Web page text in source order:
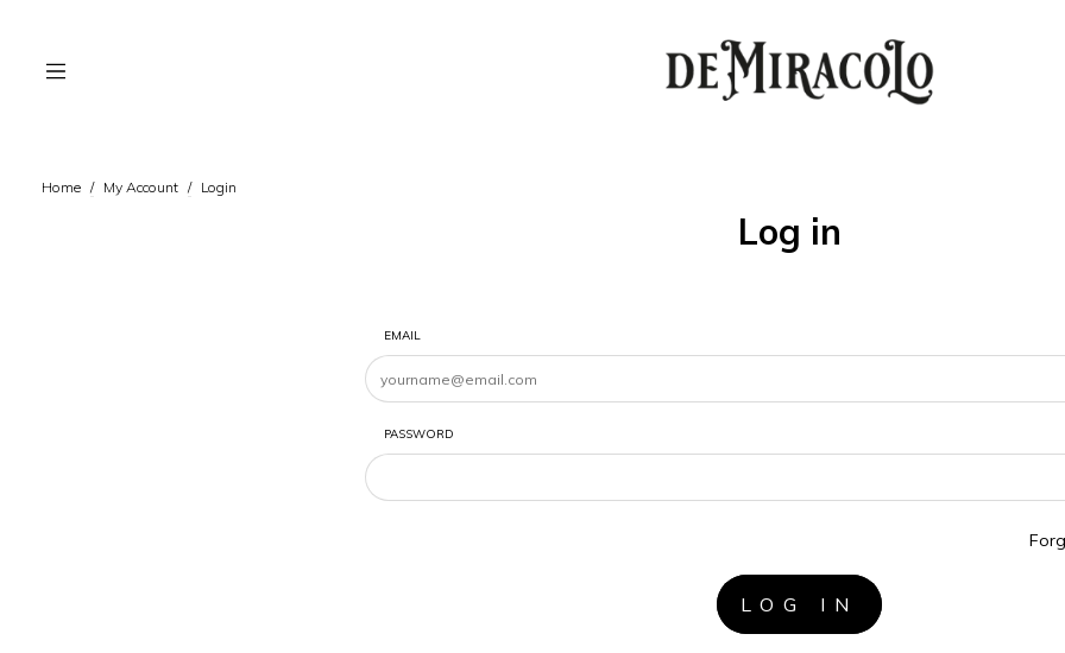
Home / My Account / Login
Log in
EMAIL
PASSWORD